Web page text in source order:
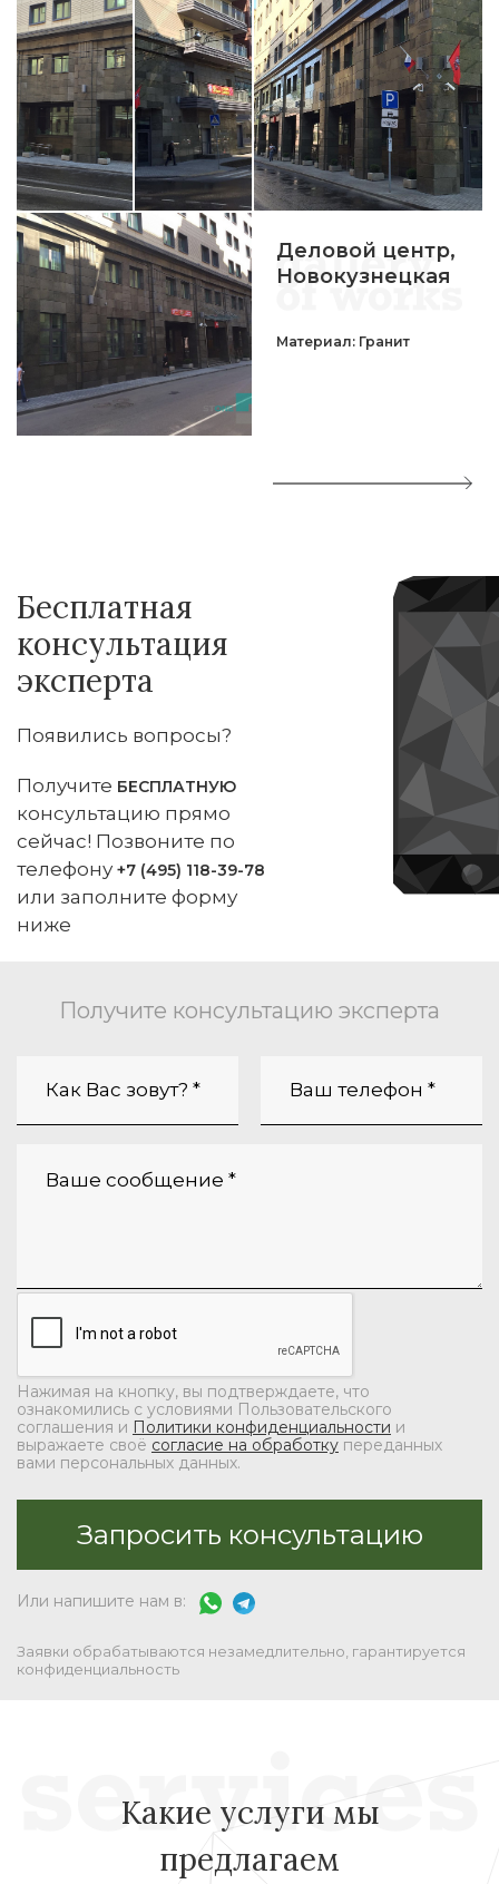
Деловой центр,
Новокузнецкая
Материал: Гранит
Бесплатная
консультация
эксперта
Появились вопросы?
Получите БЕСПЛАТНУЮ
консультацию прямо
сейчас! Позвоните по
телефону +7 (495) 118-39-78
или заполните форму
ниже
Получите консультацию эксперта
Нажимая на кнопку, вы подтверждаете, что
ознакомились с условиями Пользовательского
соглашения и Политики конфиденциальности и
выражаете своё согласие на обработкупереданных
вами персональных данных.
Или напишите нам в:
Заявки обрабатываются незамедлительно, гарантируется
конфиденциальность
Какие услуги мы
предлагаем